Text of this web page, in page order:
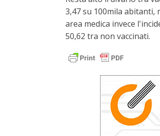
3,47 su 100mila abitanti,
area medica invece
50,62 tra non vaccinati.